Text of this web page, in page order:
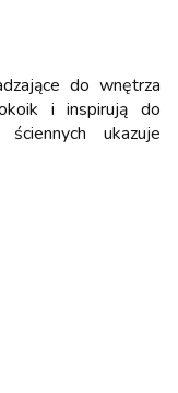
do wnętrza
i inspirują do
ukazuje